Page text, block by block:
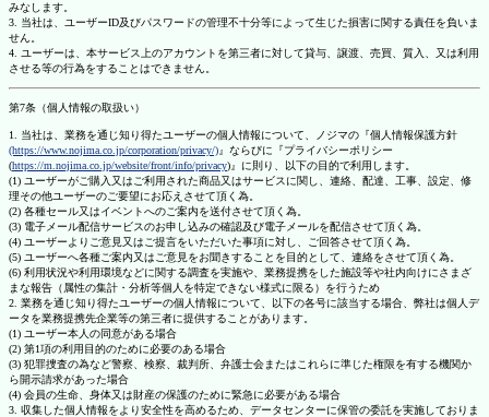
みなします。
3. 当社は、ユーザーID及びパスワードの管理不十分等によって生じた損害に関する責任を負いま
せん。
4. ユーザーは、本サービス上のアカウントを第三者に対して貸与、譲渡、売買、質入、又は利用
させる等の行為をすることはできません。
第7条（個人情報の取扱い）
1. 当社は、業務を通じ知り得たユーザーの個人情報について、ノジマの『個人情報保護方針
(https://www.nojima.co.jp/corporation/privacy/)』ならびに『プライバシーポリシー
(https://m.nojima.co.jp/website/front/info/privacy)』に則り、以下の目的で利用します。
(1) ユーザーがご購入又はご利用された商品又はサービスに関し、連絡、配達、工事、設定、修
理その他ユーザーのご要望にお応えさせて頂く為。
(2) 各種セール又はイベントへのご案内を送付させて頂く為。
(3) 電子メール配信サービスのお申し込みの確認及び電子メールを配信させて頂く為。
(4) ユーザーよりご意見又はご提言をいただいた事項に対し、ご回答させて頂く為。
(5) ユーザーへ各種ご案内又はご意見をお聞きすることを目的として、連絡をさせて頂く為。
(6) 利用状況や利用環境などに関する調査を実施や、業務提携をした施設等や社内向けにさまざ
まな報告（属性の集計・分析等個人を特定できない様式に限る）を行うため
2. 業務を通じ知り得たユーザーの個人情報について、以下の各号に該当する場合、弊社は個人デ
ータを業務提携先企業等の第三者に提供することがあります。
(1) ユーザー本人の同意がある場合
(2) 第1項の利用目的のために必要のある場合
(3) 犯罪捜査の為など警察、検察、裁判所、弁護士会またはこれらに準じた権限を有する機関か
ら開示請求があった場合
(4) 会員の生命、身体又は財産の保護のために緊急に必要がある場合
3. 収集した個人情報をより安全性を高めるため、データセンターに保管の委託を実施しておりま